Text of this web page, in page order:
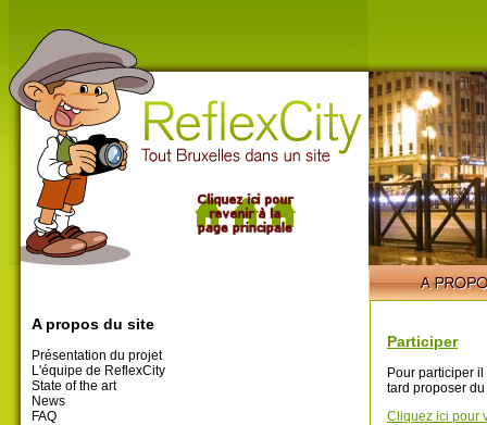
A propos du site
Présentation du projet
L'équipe de ReflexCity
State of the art
News
FAQ
Participer
Pour participer
tard proposer
Cliquez ici pour